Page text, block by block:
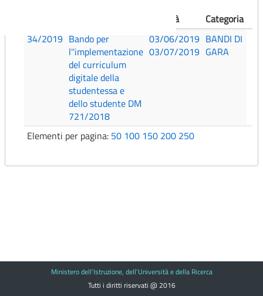
Validità
Categoria
34/2019 Bando per
l''implementazione
del curriculum
digitale della
studentessa e
dello studente DM
721/2018
03/06/2019
03/07/2019
BANDI DI
GARA
Elementi per pagina: 50 100 150 200 250
Ministero dell'Istruzione, dell'Università e della Ricerca
Tutti i diritti riservati @ 2016